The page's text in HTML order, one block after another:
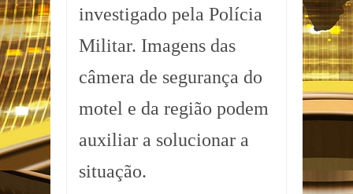
investigado pela Polícia
Militar. Imagens das
câmera de segurança do
motel e da região podem
auxiliar a solucionar a
situação.